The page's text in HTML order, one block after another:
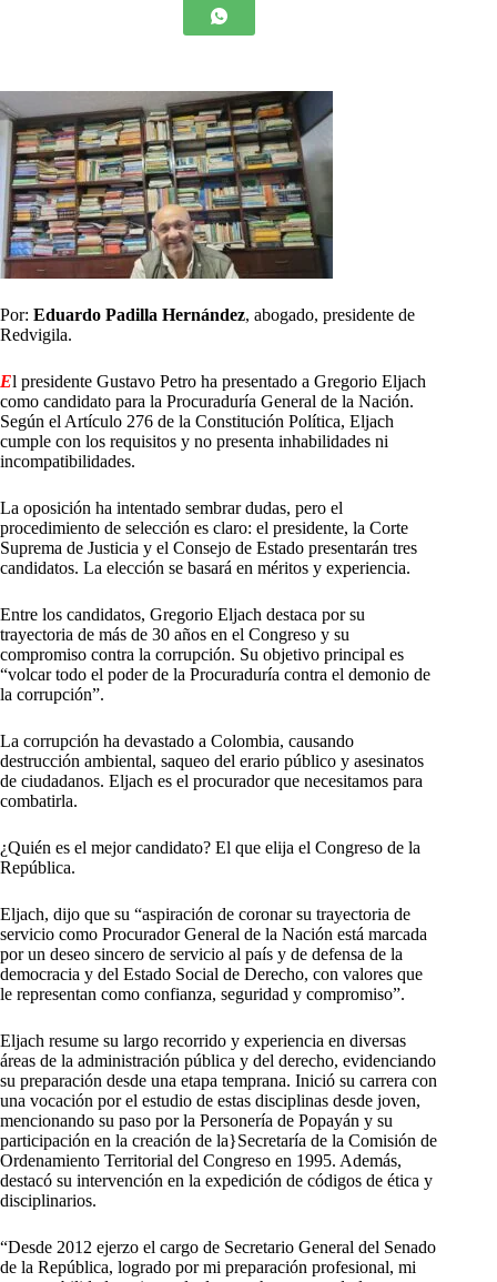
Por: Eduardo Padilla Hernández, abogado, presidente de
Redvigila.
El presidente Gustavo Petro ha presentado a Gregorio Eljach
como candidato para la Procuraduría General de la Nación.
Según el Artículo 276 de la Constitución Política, Eljach
cumple con los requisitos y no presenta inhabilidades ni
incompatibilidades.
La oposición ha intentado sembrar dudas, pero el
procedimiento de selección es claro: el presidente, la Corte
Suprema de Justicia y el Consejo de Estado presentarán tres
candidatos. La elección se basará en méritos y experiencia.
Entre los candidatos, Gregorio Eljach destaca por su
trayectoria de más de 30 años en el Congreso y su
compromiso contra la corrupción. Su objetivo principal es
“volcar todo el poder de la Procuraduría contra el demonio de
la corrupción”.
La corrupción ha devastado a Colombia, causando
destrucción ambiental, saqueo del erario público y asesinatos
de ciudadanos. Eljach es el procurador que necesitamos para
combatirla.
¿Quién es el mejor candidato? El que elija el Congreso de la
República.
Eljach, dijo que su “aspiración de coronar su trayectoria de
servicio como Procurador General de la Nación está marcada
por un deseo sincero de servicio al país y de defensa de la
democracia y del Estado Social de Derecho, con valores que
le representan como confianza, seguridad y compromiso”.
Eljach resume su largo recorrido y experiencia en diversas
áreas de la administración pública y del derecho, evidenciando
su preparación desde una etapa temprana. Inició su carrera con
una vocación por el estudio de estas disciplinas desde joven,
mencionando su paso por la Personería de Popayán y su
participación en la creación de la}Secretaría de la Comisión de
Ordenamiento Territorial del Congreso en 1995. Además,
destacó su intervención en la expedición de códigos de ética y
disciplinarios.
“Desde 2012 ejerzo el cargo de Secretario General del Senado
de la República, logrado por mi preparación profesional, mi